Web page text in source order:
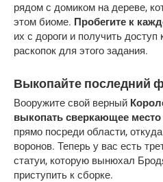
рядом с домиком на дереве,
этом биоме. Пробегите к
их с дороги и получить
раскопок для этого задания.
Выкопайте последний
Вооружите свой верный
выкопать сверкающее место
прямо посреди области,
воронов. Теперь у вас есть
статуи, которую вынюхал
приступить к сборке.